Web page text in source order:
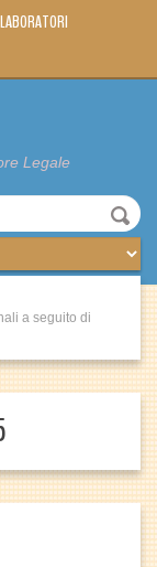
Legale
a seguito di